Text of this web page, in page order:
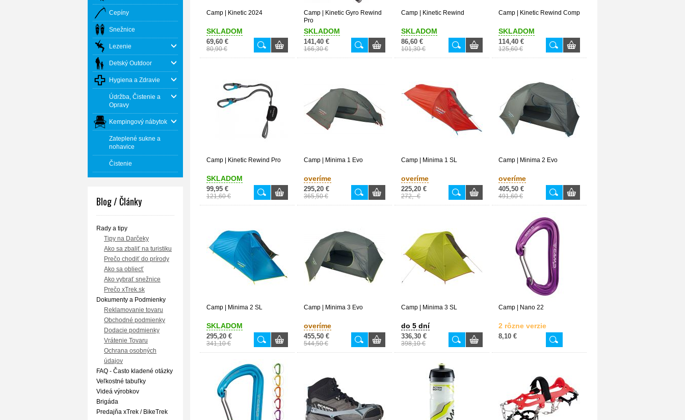
Cepíny
Snežnice
Lezenie
Detský Outdoor
Hygiena a Zdravie
Údržba, Čistenie a
Opravy
Kempingový nábytok
Zateplené sukne a
nohavice
Čistenie
Blog / Články
Rady a tipy
Tipy na Darčeky
Ako sa zbaliť na turistiku
Prečo chodiť do prírody
Ako sa obliecť
Ako vybrať snežnice
Prečo xTrek.sk
Dokumenty a Podmienky
Reklamovanie tovaru
Obchodné podmienky
Dodacie podmienky
Vrátenie Tovaru
Ochrana osobných
údajov
FAQ - Často kladené otázky
Veľkostné tabuľky
Videá výrobkov
Brigáda
Predajňa xTrek / BikeTrek
Camp | Kinetic 2024
SKLADOM
69,60 €
80,90 €
Camp | Kinetic Gyro Rewind
Pro
SKLADOM
141,40 €
166,30 €
Camp | Kinetic Rewind
SKLADOM
86,60 €
101,30 €
Camp | Kinetic Rewind Comp
SKLADOM
114,40 €
125,60 €
Camp | Kinetic Rewind Pro
SKLADOM
99,95 €
121,60 €
Camp | Minima 1 Evo
overíme
295,20 €
365,50 €
Camp | Minima 1 SL
overíme
225,20 €
272,- €
Camp | Minima 2 Evo
overíme
405,50 €
491,60 €
Camp | Minima 2 SL
SKLADOM
295,20 €
341,10 €
Camp | Minima 3 Evo
overíme
455,50 €
544,50 €
Camp | Minima 3 SL
do 5 dní
336,30 €
398,10 €
Camp | Nano 22
2 rôzne verzie
8,10 €